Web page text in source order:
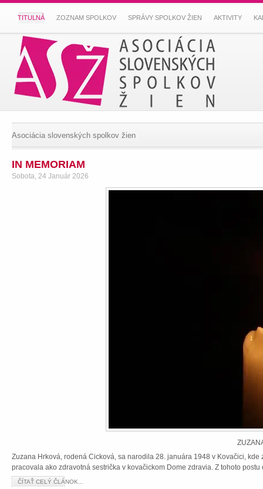
TITULNÁ ZOZNAM SPOLKOV SPRÁVY SPOLKOV ŽIEN AKTIVITY
Asociácia slovenských spolkov žien
IN MEMORIAM
Sobota, 24 Január 2026
Zuzana Hrková, rodená Cicková, sa narodila 28. januára 1948 v Kovačici,
pracovala ako zdravotná sestrička v kovačickom Dome zdravia. Z tohoto
ČÍTAŤ CELÝ ČLÁNOK...